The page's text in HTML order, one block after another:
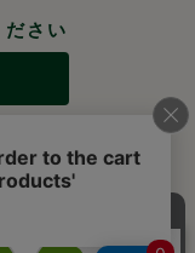
さい
する表示| 個人情報